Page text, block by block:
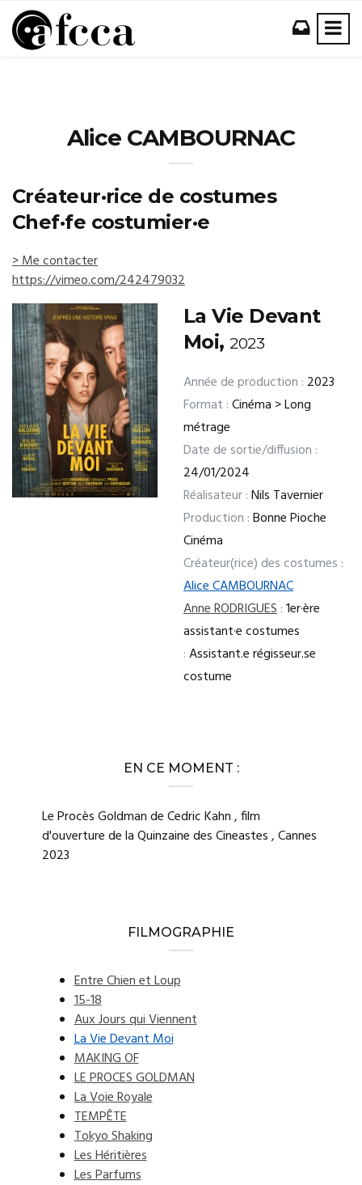
Alice CAMBOURNAC
Créateur·rice de costumes
Chef·fe costumier·e
> Me contacter
https://vimeo.com/242479032
La Vie Devant
Moi,2023
Année de production : 2023
Format :Cinéma > Long
métrage
Date de sortie/diffusion :
24/01/2024
Réalisateur :Nils Tavernier
Production :Bonne Pioche
Cinéma
Créateur(rice) des costumes :
Alice CAMBOURNAC
Anne RODRIGUES:1er·ère
assistant·e costumes
:Assistant.e régisseur.se
costume
EN CE MOMENT :
Le Procès Goldman de Cedric Kahn , film
d'ouverture de la Quinzaine des Cineastes , Cannes
2023
FILMOGRAPHIE
Entre Chien et Loup
15-18
Aux Jours qui Viennent
La Vie Devant Moi
MAKING OF
LE PROCES GOLDMAN
La Voie Royale
TEMPÊTE
Tokyo Shaking
Les Héritières
Les Parfums